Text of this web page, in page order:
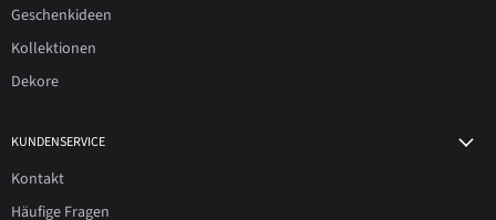
Geschenkideen
Kollektionen
Dekore
KUNDENSERVICE
Kontakt
Häufige Fragen